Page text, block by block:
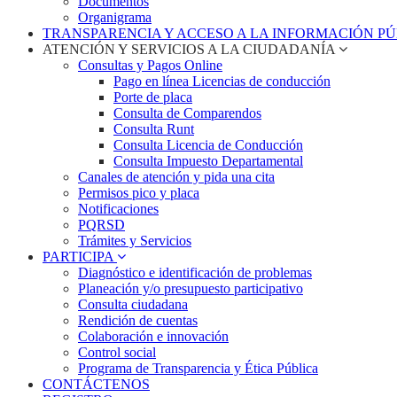
Organigrama
TRANSPARENCIA Y ACCESO A LA INFORMACIÓN
ATENCIÓN Y SERVICIOS A LA CIUDADANÍA
Consultas y Pagos Online
Pago en línea Licencias de conducción
Porte de placa
Consulta de Comparendos
Consulta Runt
Consulta Licencia de Conducción
Consulta Impuesto Departamental
Canales de atención y pida una cita
Permisos pico y placa
Notificaciones
PQRSD
Trámites y Servicios
PARTICIPA
Diagnóstico e identificación de problemas
Planeación y/o presupuesto participativo​
Consulta ciudadana
Rendición de cuentas
Colaboración e innovación
Control social
Programa de Transparencia y Ética Pública
CONTÁCTENOS